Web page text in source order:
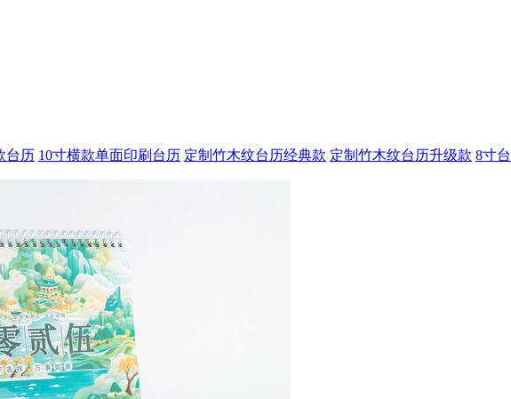
台历 10寸横款单面印刷台历 定制竹木纹台历经典款 定制竹木纹台历升级款 8寸